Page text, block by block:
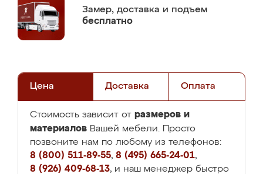
Замер, доставка и подъем
бесплатно
Цена Доставка Оплата
Стоимость зависит от размеров и
материалов Вашей мебели. Просто
позвоните нам по любому из телефонов:
8 (800) 511-89-55, 8 (495) 665-24-01,
8 (926) 409-68-13, и наш менеджер быстро